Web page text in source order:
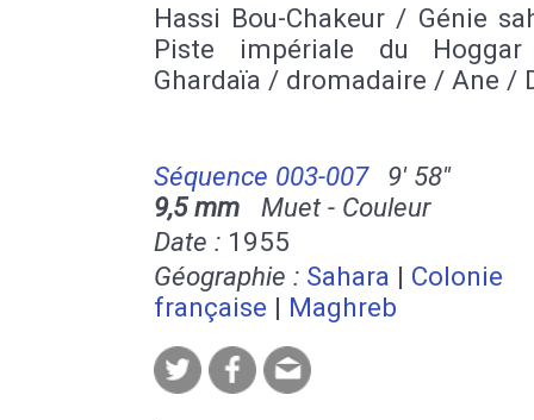
Hassi Bou-Chakeur / Génie
Piste impériale du
Ghardaïa / dromadaire / Ane /
Séquence 003-007
9' 58''
9,5 mm Muet - Couleur
Date : 1955
Géographie : Sahara | Colonie
française | Maghreb